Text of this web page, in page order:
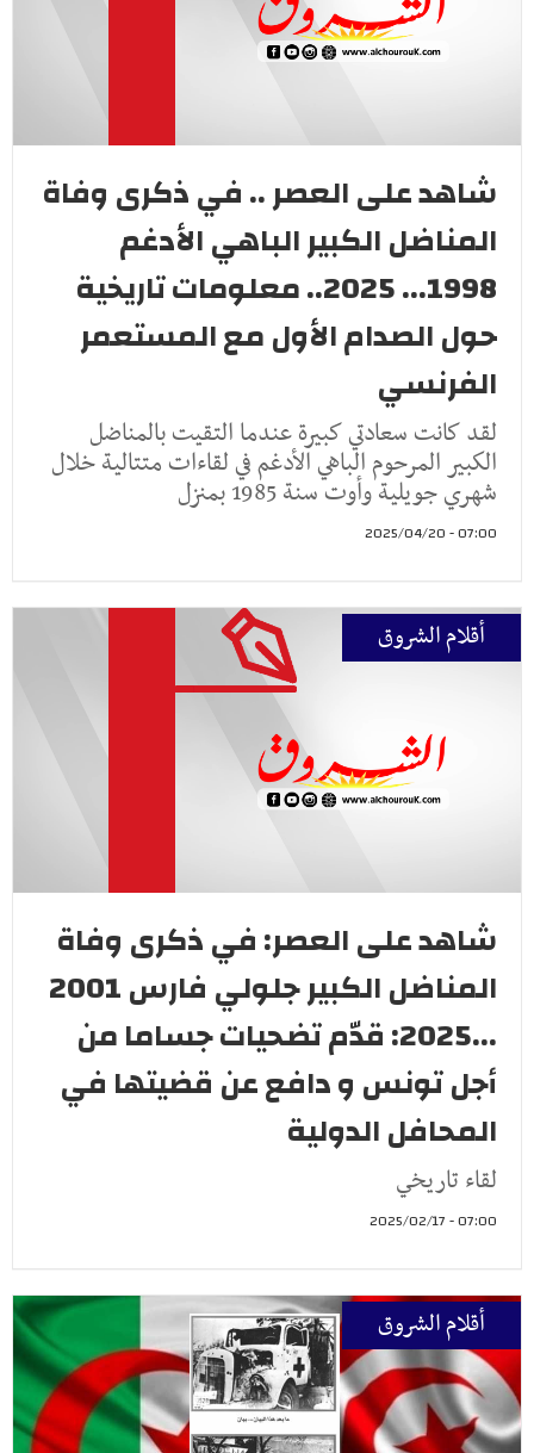
شاهد على العصر .. في ذكرى وفاة
المناضل الكبير الباهي الأدغم
1998... 2025.. معلومات تاريخية
حول الصدام الأول مع المستعمر
الفرنسي
لقد كانت سعادتي كبيرة عندما التقيت بالمناضل
الكبير المرحوم الباهي الأدغم في لقاءات متتالية خلال
شهري جويلية وأوت سنة 1985 بمنزل
07:00 - 2025/04/20
أقلام الشروق
شاهد على العصر: في ذكرى وفاة
المناضل الكبير جلولي فارس 2001
...2025: قدّم تضحيات جساما من
أجل تونس و دافع عن قضيتها في
المحافل الدولية
لقاء تاريخي
07:00 - 2025/02/17
أقلام الشروق